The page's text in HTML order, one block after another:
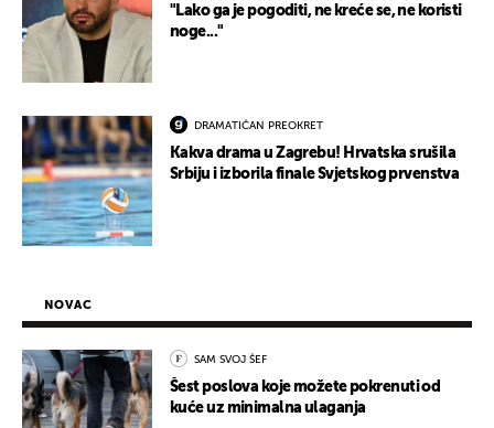
"Lako ga je pogoditi, ne kreće se, ne koristi
noge..."
DRAMATIČAN PREOKRET
Kakva drama u Zagrebu! Hrvatska srušila
Srbiju i izborila finale Svjetskog prvenstva
NOVAC
SAM SVOJ ŠEF
Šest poslova koje možete pokrenuti od
kuće uz minimalna ulaganja